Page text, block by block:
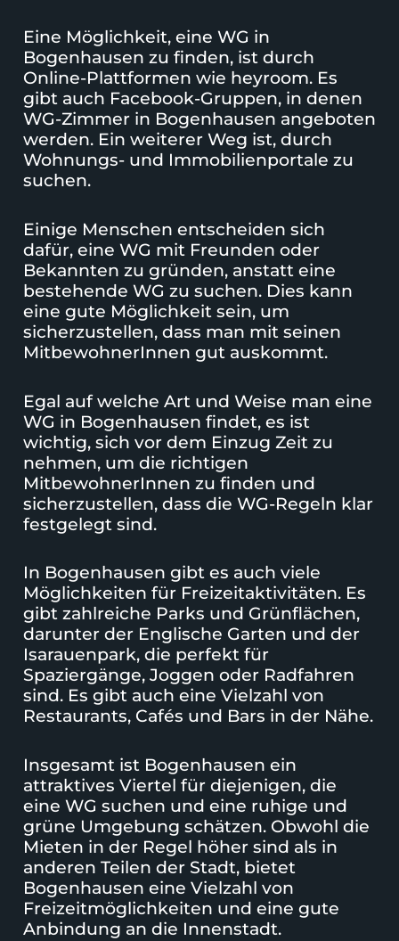
Eine Möglichkeit, eine WG in
Bogenhausen zu finden, ist durch
Online-Plattformen wie heyroom. Es
gibt auch Facebook-Gruppen, in denen
WG-Zimmer in Bogenhausen angeboten
werden. Ein weiterer Weg ist, durch
Wohnungs- und Immobilienportale zu
suchen.
Einige Menschen entscheiden sich
dafür, eine WG mit Freunden oder
Bekannten zu gründen, anstatt eine
bestehende WG zu suchen. Dies kann
eine gute Möglichkeit sein, um
sicherzustellen, dass man mit seinen
MitbewohnerInnen gut auskommt.
Egal auf welche Art und Weise man eine
WG in Bogenhausen findet, es ist
wichtig, sich vor dem Einzug Zeit zu
nehmen, um die richtigen
MitbewohnerInnen zu finden und
sicherzustellen, dass die WG-Regeln klar
festgelegt sind.
In Bogenhausen gibt es auch viele
Möglichkeiten für Freizeitaktivitäten. Es
gibt zahlreiche Parks und Grünflächen,
darunter der Englische Garten und der
Isarauenpark, die perfekt für
Spaziergänge, Joggen oder Radfahren
sind. Es gibt auch eine Vielzahl von
Restaurants, Cafés und Bars in der Nähe.
Insgesamt ist Bogenhausen ein
attraktives Viertel für diejenigen, die
eine WG suchen und eine ruhige und
grüne Umgebung schätzen. Obwohl die
Mieten in der Regel höher sind als in
anderen Teilen der Stadt, bietet
Bogenhausen eine Vielzahl von
Freizeitmöglichkeiten und eine gute
Anbindung an die Innenstadt.